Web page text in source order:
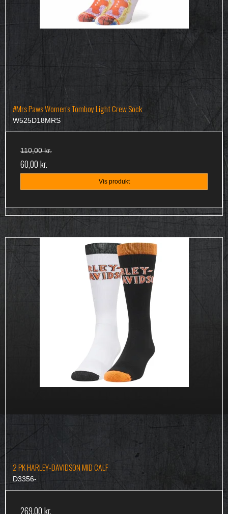
#Mrs Paws Women's Tomboy Light Crew Sock
W525D18MRS
110,00 kr.
60,00 kr.
Vis produkt
2 PK HARLEY-DAVIDSON MID CALF
D3356-
269,00 kr.